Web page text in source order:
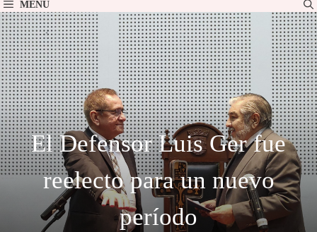
MENÚ
El Defensor Luis Ger fue
reelecto para un nuevo
período